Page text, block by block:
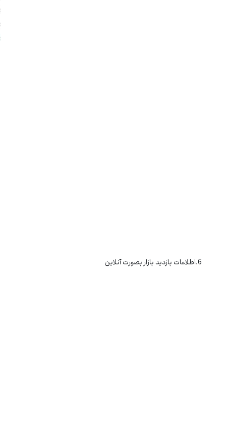
6.اطلاعات بازدید بازار بصورت آنلاین